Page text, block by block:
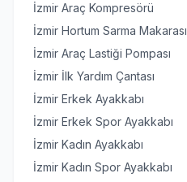
İzmir Araç Kompresörü
İzmir Hortum Sarma Makarası
İzmir Araç Lastiği Pompası
İzmir İlk Yardım Çantası
İzmir Erkek Ayakkabı
İzmir Erkek Spor Ayakkabı
İzmir Kadın Ayakkabı
İzmir Kadın Spor Ayakkabı